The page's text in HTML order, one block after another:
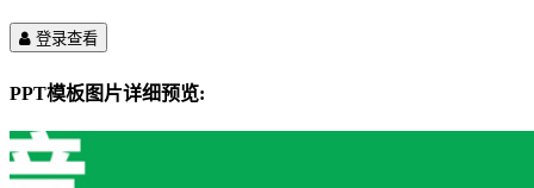
登录查看
PPT模板图片详细预览: